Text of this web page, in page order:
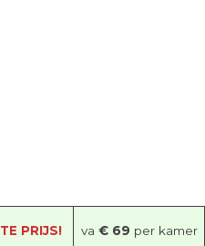
PRIJS! va € 69 per kamer